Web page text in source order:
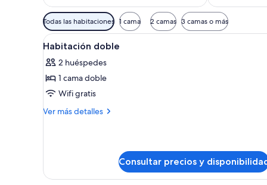
Filtros
disponibles
para
habitaciones
Todas las habitaciones 1 cama 2 camas 3 camas o más
Abrir
todas
las
fotos
de
Habitación
Un dormitorio con cama,
8
Habitación doble
2 huéspedes
1 cama doble
Wifi gratis
Ver más detalles
Más
Consultar precios y